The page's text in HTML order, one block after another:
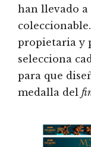
han llevado a
propietaria y
selecciona
para que
medalla del